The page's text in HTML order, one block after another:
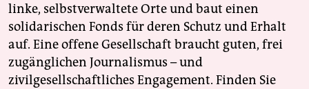
linke, selbstverwaltete Orte und baut einen
solidarischen Fonds für deren Schutz und Erhalt
auf. Eine offene Gesellschaft braucht guten, frei
zugänglichen Journalismus – und
zivilgesellschaftliches Engagement. Finden Sie